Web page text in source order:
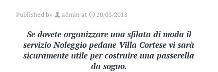
Published by admin at 20/03/2018
Se dovete organizzare una sfilata di moda il
servizio Noleggio pedane Villa Cortese vi sarà
sicuramente utile per costruire una passerella
da sogno.